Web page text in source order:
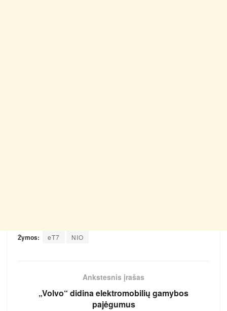
Žymos: eT7 NIO
Ankstesnis įrašas
„Volvo“ didina elektromobilių gamybos
pajėgumus